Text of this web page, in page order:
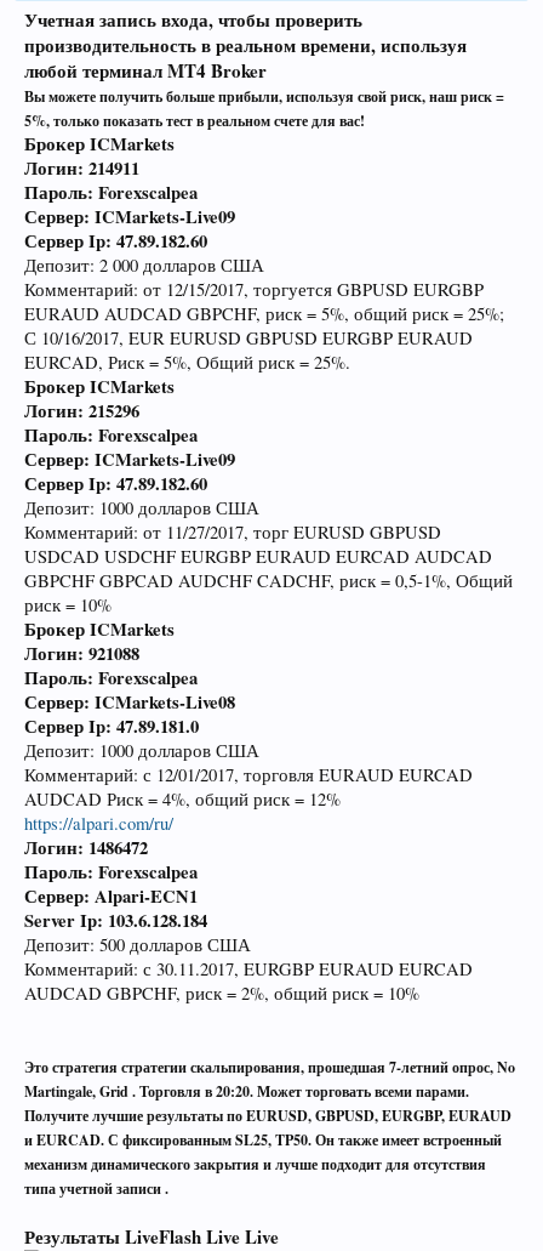
Учетная запись входа, чтобы проверить
производительность в реальном времени, используя
любой терминал MT4 Broker
Вы можете получить больше прибыли, используя свой риск, наш риск =
5%, только показать тест в реальном счете для вас!
БрокерICMarkets
Логин: 214911
Пароль: Forexscalpea
Сервер: ICMarkets-Live09
Сервер Ip: 47.89.182.60
Депозит: 2 000 долларов США
Комментарий: от 12/15/2017, торгуется GBPUSD EURGBP
EURAUD AUDCAD GBPCHF, риск = 5%, общий риск = 25%;
С 10/16/2017, EUR EURUSD GBPUSD EURGBP EURAUD
EURCAD, Риск = 5%, Общий риск = 25%.
БрокерICMarkets
Логин: 215296
Пароль: Forexscalpea
Сервер: ICMarkets-Live09
Сервер Ip: 47.89.182.60
Депозит: 1000 долларов США
Комментарий: от 11/27/2017, торг EURUSD GBPUSD
USDCAD USDCHF EURGBP EURAUD EURCAD AUDCAD
GBPCHF GBPCAD AUDCHF CADCHF, риск = 0,5-1%, Общий
риск = 10%
БрокерICMarkets
Логин: 921088
Пароль: Forexscalpea
Сервер: ICMarkets-Live08
Сервер Ip: 47.89.181.0
Депозит: 1000 долларов США
Комментарий: с 12/01/2017, торговля EURAUD EURCAD
AUDCAD Риск = 4%, общий риск = 12%
https://alpari.com/ru/
Логин: 1486472
Пароль: Forexscalpea
Сервер: Alpari-ECN1
Server Ip: 103.6.128.184
Депозит: 500 долларов США
Комментарий: с 30.11.2017, EURGBP EURAUD EURCAD
AUDCAD GBPCHF, риск = 2%, общий риск = 10%
Это стратегия стратегии скальпирования, прошедшая 7-летний опрос, No
Martingale, Grid . Торговля в 20:20. Может торговать всеми парами.
Получите лучшие результаты по EURUSD, GBPUSD, EURGBP, EURAUD
и EURCAD. С фиксированным SL25, TP50. Он также имеет встроенный
механизм динамического закрытия и лучше подходит для отсутствия
типа учетной записи .
Результаты LiveFlash Live Live